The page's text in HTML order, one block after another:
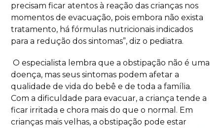
precisam ficar atentos à reação das crianças nos
momentos de evacuação, pois embora não exista
tratamento, há fórmulas nutricionais indicados
para a redução dos sintomas”, diz o pediatra.
O especialista lembra que a obstipação não é uma
doença, mas seus sintomas podem afetar a
qualidade de vida do bebê e de toda a família.
Com a dificuldade para evacuar, a criança tende a
ficar irritada e chora mais do que o normal. Em
crianças mais velhas, a obstipação pode estar